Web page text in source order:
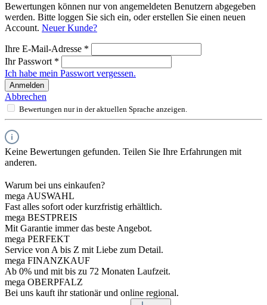
Bewertungen können nur von angemeldeten Benutzern abgegeben
werden. Bitte loggen Sie sich ein, oder erstellen Sie einen neuen
Account. Neuer Kunde?
Ihre E-Mail-Adresse *
Ihr Passwort *
Ich habe mein Passwort vergessen.
Anmelden
Abbrechen
Bewertungen nur in der aktuellen Sprache anzeigen.
Keine Bewertungen gefunden. Teilen Sie Ihre Erfahrungen mit
anderen.
Warum bei uns einkaufen?
mega AUSWAHL
Fast alles sofort oder kurzfristig erhältlich.
mega BESTPREIS
Mit Garantie immer das beste Angebot.
mega PERFEKT
Service von A bis Z mit Liebe zum Detail.
mega FINANZKAUF
Ab 0% und mit bis zu 72 Monaten Laufzeit.
mega OBERPFALZ
Bei uns kauft ihr stationär und online regional.